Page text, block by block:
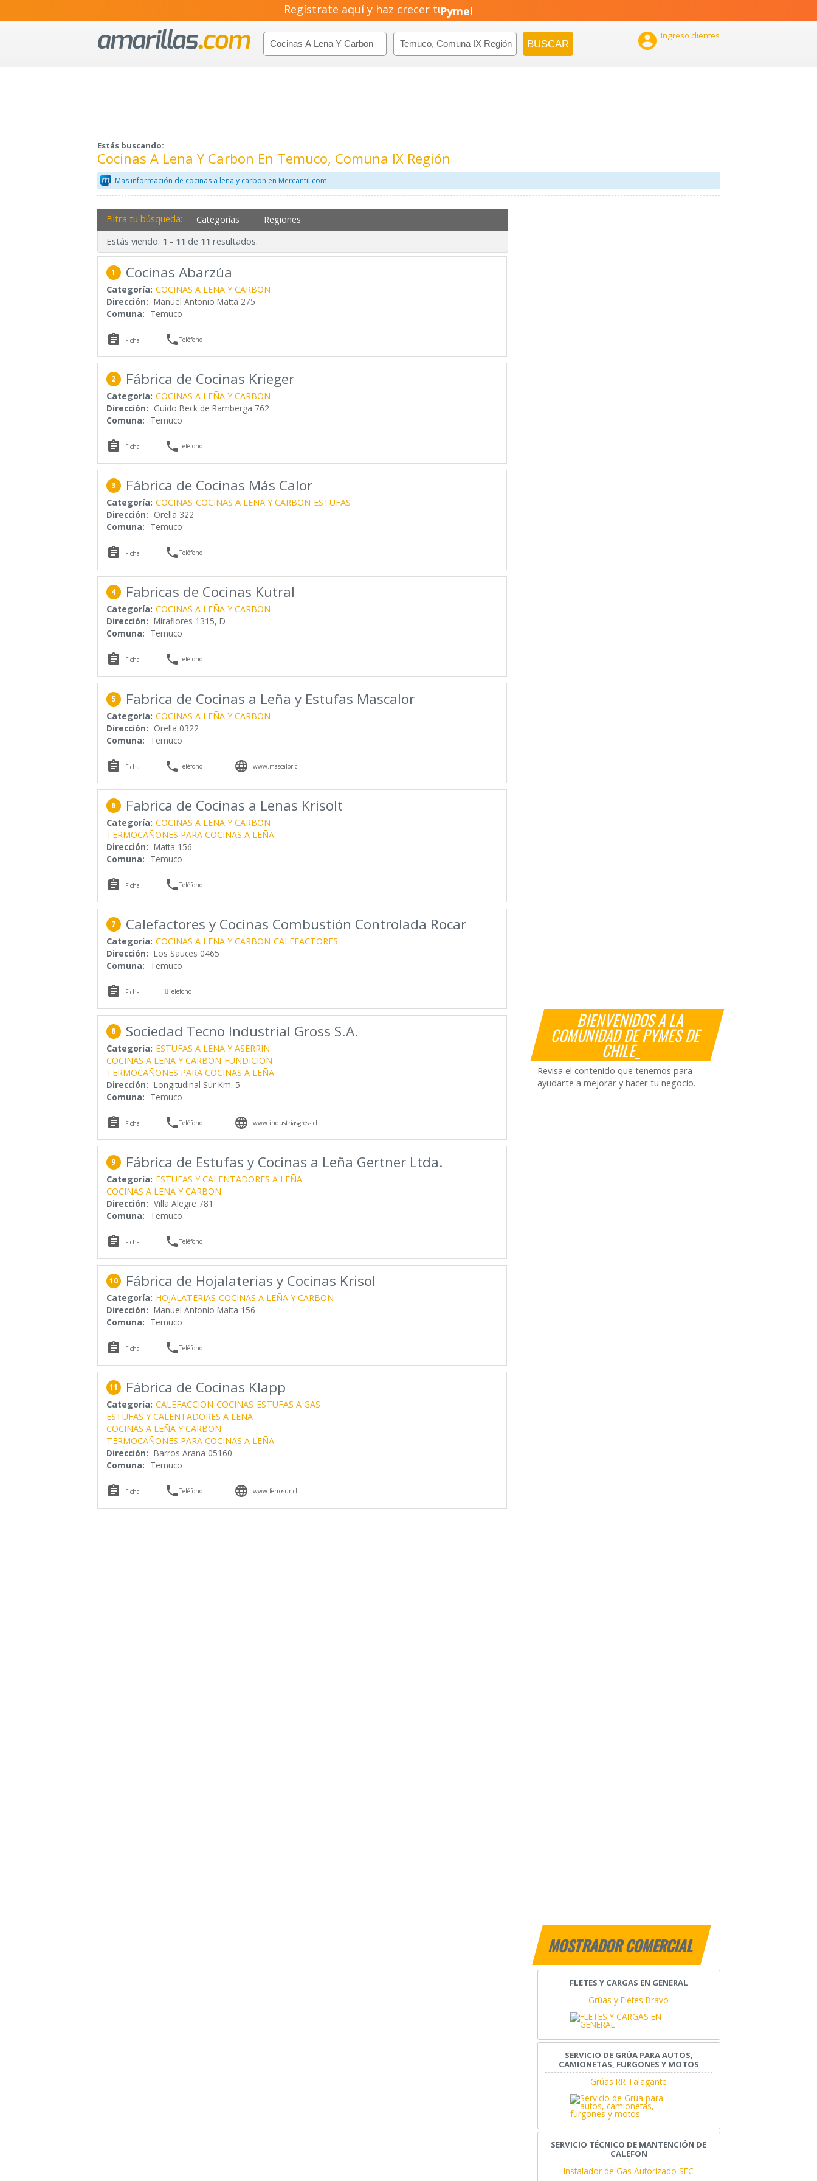
Regístrate aquí y haz crecer tu
Emprendimiento!
 Ingreso clientes
Estás buscando:
Cocinas A Lena Y Carbon En Temuco, Comuna IX Región
Mas información de cocinas a lena y carbon en Mercantil.com
BIENVENIDOS A LA
COMUNIDAD DE PYMES DE
CHILE_
Revisa el contenido que tenemos para
ayudarte a mejorar y hacer tu negocio.
MOSTRADOR COMERCIAL
FLETES Y CARGAS EN GENERAL
Grúas y Fletes Bravo
SERVICIO DE GRÚA PARA AUTOS,
CAMIONETAS, FURGONES Y MOTOS
Grúas RR Talagante
SERVICIO TÉCNICO DE MANTENCIÓN DE
CALEFON
Instalador de Gas Autorizado SEC
Filtra tu búsqueda: Categorías Regiones
Estás viendo: 1 - 11 de 11 resultados.
1 Cocinas Abarzúa
Categoría: COCINAS A LEÑA Y CARBON
Dirección: Manuel Antonio Matta 275
Comuna: Temuco
 Ficha Teléfono
2 Fábrica de Cocinas Krieger
Categoría: COCINAS A LEÑA Y CARBON
Dirección: Guido Beck de Ramberga 762
Comuna: Temuco
 Ficha Teléfono
3 Fábrica de Cocinas Más Calor
Categoría: COCINAS COCINAS A LEÑA Y CARBON ESTUFAS
Dirección: Orella 322
Comuna: Temuco
 Ficha Teléfono
4 Fabricas de Cocinas Kutral
Categoría: COCINAS A LEÑA Y CARBON
Dirección: Miraflores 1315, D
Comuna: Temuco
 Ficha Teléfono
5 Fabrica de Cocinas a Leña y Estufas Mascalor
Categoría: COCINAS A LEÑA Y CARBON
Dirección: Orella 0322
Comuna: Temuco
 Ficha Teléfono  www.mascalor.cl
6 Fabrica de Cocinas a Lenas Krisolt
Categoría: COCINAS A LEÑA Y CARBON
TERMOCAÑONES PARA COCINAS A LEÑA
Dirección: Matta 156
Comuna: Temuco
 Ficha Teléfono
7 Calefactores y Cocinas Combustión Controlada Rocar
Categoría: COCINAS A LEÑA Y CARBON CALEFACTORES
Dirección: Los Sauces 0465
Comuna: Temuco
 Ficha Teléfono
8 Sociedad Tecno Industrial Gross S.A.
Categoría: ESTUFAS A LEÑA Y ASERRIN
COCINAS A LEÑA Y CARBON FUNDICION
TERMOCAÑONES PARA COCINAS A LEÑA
Dirección: Longitudinal Sur Km. 5
Comuna: Temuco
 Ficha Teléfono  www.industriasgross.cl
9 Fábrica de Estufas y Cocinas a Leña Gertner Ltda.
Categoría: ESTUFAS Y CALENTADORES A LEÑA
COCINAS A LEÑA Y CARBON
Dirección: Villa Alegre 781
Comuna: Temuco
 Ficha Teléfono
10 Fábrica de Hojalaterias y Cocinas Krisol
Categoría: HOJALATERIAS COCINAS A LEÑA Y CARBON
Dirección: Manuel Antonio Matta 156
Comuna: Temuco
 Ficha Teléfono
11 Fábrica de Cocinas Klapp
Categoría: CALEFACCION COCINAS ESTUFAS A GAS
ESTUFAS Y CALENTADORES A LEÑA
COCINAS A LEÑA Y CARBON
TERMOCAÑONES PARA COCINAS A LEÑA
Dirección: Barros Arana 05160
Comuna: Temuco
 Ficha Teléfono  www.ferrosur.cl